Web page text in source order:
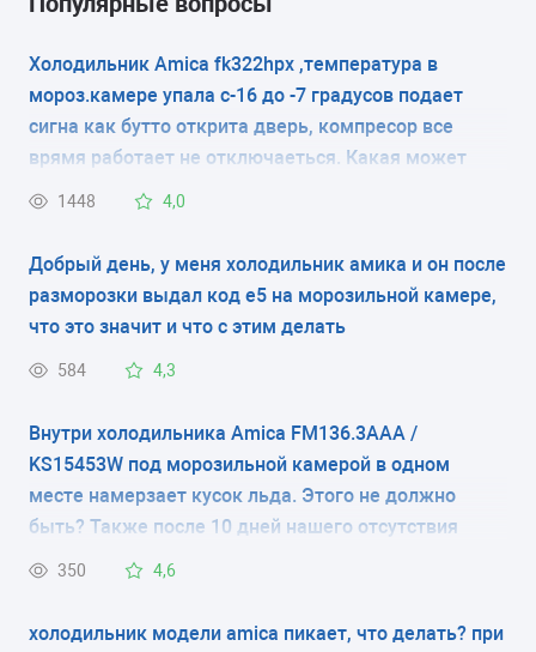
Холодильник Amica fk322hpx ,температура в
мороз.камере упала с-16 до -7 градусов подает
сигна как бутто открита дверь, компресор все
врямя работает не отключаеться. Какая может
быть причина???
1448 4,0
Добрый день, у меня холодильник амика и он после
разморозки выдал код е5 на морозильной камере,
что это значит и что с этим делать
584 4,3
Внутри холодильника Amica FM136.3AAA /
KS15453W под морозильной камерой в одном
месте намерзает кусок льда. Этого не должно
быть? Также после 10 дней нашего отсутствия
обнаружили, что мясной фарш испортился, хотя он
350 4,6
холодильник модели amica пикает, что делать? при